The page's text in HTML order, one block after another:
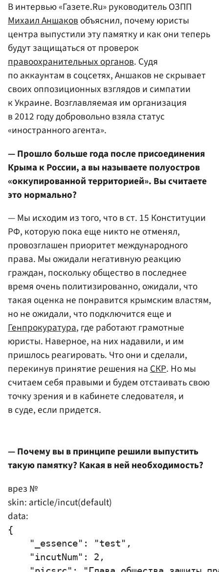
В интервью «Газете.Ru» руководитель ОЗПП
Михаил Аншаковобъяснил, почему юристы
центра выпустили эту памятку и как они теперь
будут защищаться от проверок
правоохранительных органов. Судя
по аккаунтам в соцсетях, Аншаков не скрывает
своих оппозиционных взглядов и симпатии
к Украине. Возглавляемая им организация
в 2012 году добровольно взяла статус
«иностранного агента».
— Прошло больше года после присоединения
Крыма к России, а вы называете полуостров
«оккупированной территорией». Вы считаете
это нормально?
— Мы исходим из того, что в ст. 15 Конституции
РФ, которую пока еще никто не отменял,
провозглашен приоритет международного
права. Мы ожидали негативную реакцию
граждан, поскольку общество в последнее
время очень политизированно, ожидали, что
такая оценка не понравится крымским властям,
но не ожидали, что подключится еще и
Генпрокуратура, где работают грамотные
юристы. Наверное, на них надавили, и им
пришлось реагировать. Что они и сделали,
перекинув принятие решения наСКР. Но мы
считаем себя правыми и будем отстаивать свою
точку зрения и в кабинете следователя, и
в суде, если придется.
— Почему вы в принципе решили выпустить
такую памятку? Какая в ней необходимость?
врез №
skin: article/incut(default)
data:
{
    "_essence": "test",
    "incutNum": 2,